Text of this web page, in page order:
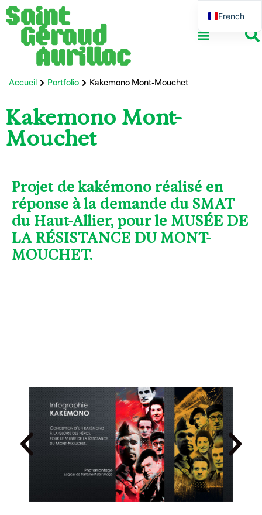
Accueil Portfolio Kakemono Mont-Mouchet
Kakemono Mont-
Mouchet
Projet de kakémono réalisé en
réponse à la demande du SMAT
du Haut-Allier, pour le MUSÉE DE
LA RÉSISTANCE DU MONT-
MOUCHET.
French